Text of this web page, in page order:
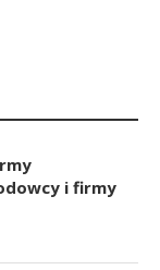
i firmy